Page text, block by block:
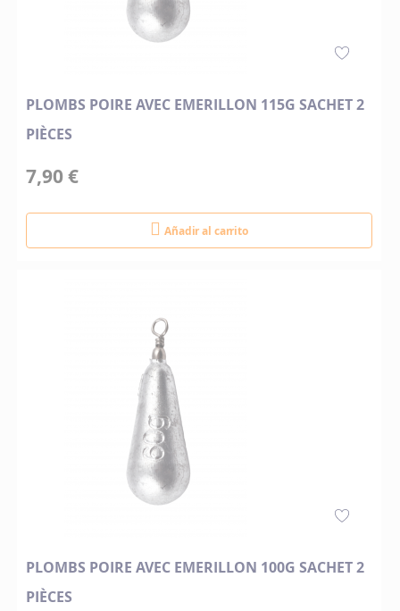
PLOMBS POIRE AVEC EMERILLON 115G SACHET 2
PIÈCES
7,90 €
Añadir al carrito
PLOMBS POIRE AVEC EMERILLON 100G SACHET 2
PIÈCES